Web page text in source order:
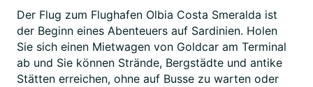
Der Flug zum Flughafen Olbia Costa Smeralda ist
der Beginn eines Abenteuers auf Sardinien. Holen
Sie sich einen Mietwagen von Goldcar am Terminal
ab und Sie können Strände, Bergstädte und antike
Stätten erreichen, ohne auf Busse zu warten oder